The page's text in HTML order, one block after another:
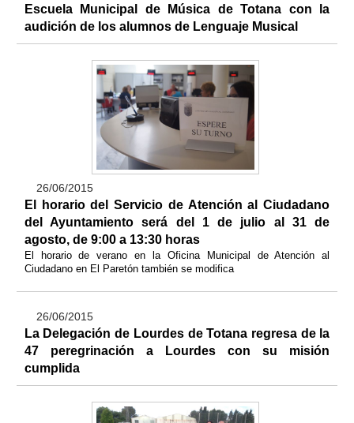
Escuela Municipal de Música de Totana con la
audición de los alumnos de Lenguaje Musical
26/06/2015
El horario del Servicio de Atención al Ciudadano
del Ayuntamiento será del 1 de julio al 31 de
agosto, de 9:00 a 13:30 horas
El horario de verano en la Oficina Municipal de Atención al
Ciudadano en El Paretón también se modifica
26/06/2015
La Delegación de Lourdes de Totana regresa de la
47 peregrinación a Lourdes con su misión
cumplida